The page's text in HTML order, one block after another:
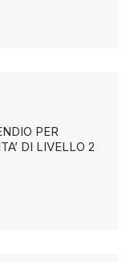
PER
DI LIVELLO 2